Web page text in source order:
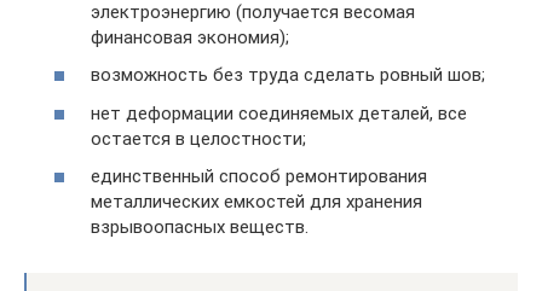
электроэнергию (получается весомая
финансовая экономия);
возможность без труда сделать ровный шов;
нет деформации соединяемых деталей, все
остается в целостности;
единственный способ ремонтирования
металлических емкостей для хранения
взрывоопасных веществ.